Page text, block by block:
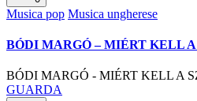
Posted
Musica pop Musica ungherese
BÓDI MARGÓ – MIÉRT KELL
BÓDI MARGÓ - MIÉRT KELL A
GUARDA